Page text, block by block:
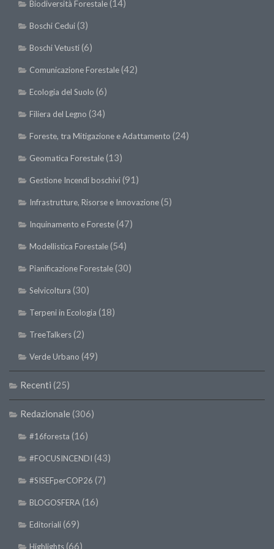
Premi SISEF
XV Congresso (Sassari 2026)
XIV Congresso (Padova 2024)
XIII Congresso (Orvieto 2022)
VIII Congresso (Rende 2011)
VII Congresso (Isernia 2009)
VI Congresso (Arezzo 2007)
V Congresso (Torino 2003)
IV Congresso (Potenza 2003)
III Congresso (Viterbo 2001)
II Congresso (Bologna 1999)
I Congresso (Padova 1997)
Pagina Principale
Editoriali
Pillole di Scienze Forestali
Highlights
#FOCUSINCENDI
Cartella Stampa
Biodiversità Forestale(14)
Boschi Cedui(3)
Boschi Vetusti(6)
Comunicazione Forestale(42)
Ecologia del Suolo (6)
Filiera del Legno (34)
Foreste, tra Mitigazione e Adattamento (24)
Geomatica Forestale(13)
Gestione Incendi boschivi(91)
Infrastrutture, Risorse e Innovazione(5)
Inquinamento e Foreste(47)
Modellistica Forestale(54)
Pianificazione Forestale(30)
Selvicoltura (30)
Terpeni in Ecologia (18)
TreeTalkers(2)
Verde Urbano (49)
Recenti (25)
Redazionale (306)
#16foresta (16)
#FOCUSINCENDI (43)
#SISEFperCOP26 (7)
BLOGOSFERA(16)
Editoriali(69)
Highlights(66)